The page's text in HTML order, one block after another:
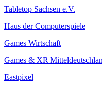
Tabletop Sachsen e.V.
Haus der Computerspiele
Games Wirtschaft
Games & XR
Eastpixel